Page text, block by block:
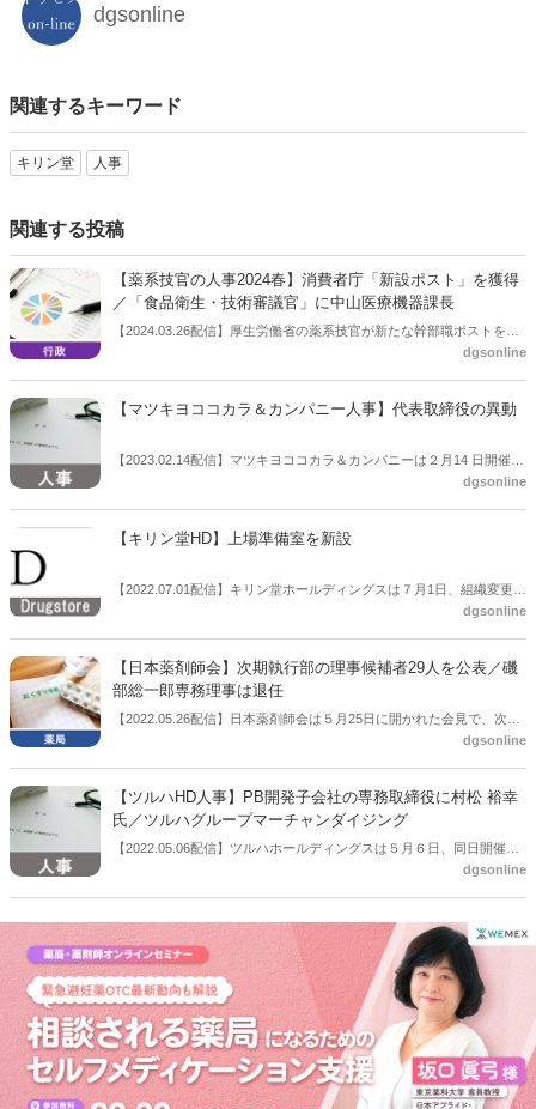
dgsonline
関連するキーワード
キリン堂 人事
関連する投稿
【薬系技官の人事2024春】消費者庁「新設ポスト」を獲得
／「食品衛生・技術審議官」に中山医療機器課長
【2024.03.26配信】厚生労働省の薬系技官が新たな幹部職ポストを獲
得した。４月１日付で消費者庁に新設される「食品衛生・技術審議
（医薬コラムニスト/ジャーナリスト 玉田慎二）
dgsonline
【マツキヨココカラ＆カンパニー人事】代表取締役の異動
【2023.02.14配信】マツキヨココカラ＆カンパニーは２月14 日開催の
取締役会において、2023年４月１日付で、同社代表取締役の異動など
dgsonline
【キリン堂HD】上場準備室を新設
【2022.07.01配信】キリン堂ホールディングスは７月1日、組織変更お
dgsonline
【日本薬剤師会】次期執行部の理事候補者29人を公表／磯
部総一郎専務理事は退任
【2022.05.26配信】日本薬剤師会は５月25日に開かれた会見で、次期
執行部の理事候補者29人を公表した。磯部総一郎専務理事が退任する
る。東京都薬剤師会からは新メンバーとして女性の小林百代氏が理事
候補者となっている。
dgsonline
【ツルハHD人事】PB開発子会社の専務取締役に村松 裕幸
氏／ツルハグループマーチャンダイジング
【2022.05.06配信】ツルハホールディングスは５月６日、同日開催の
取締役会において、同社子会社の組織変更および人事異動を決定し
dgsonline